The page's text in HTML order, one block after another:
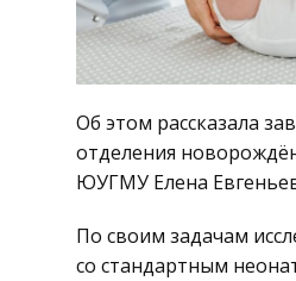
Об этом рассказала
отделения
ЮУГМУ Елена
По своим задачам
со стандартным